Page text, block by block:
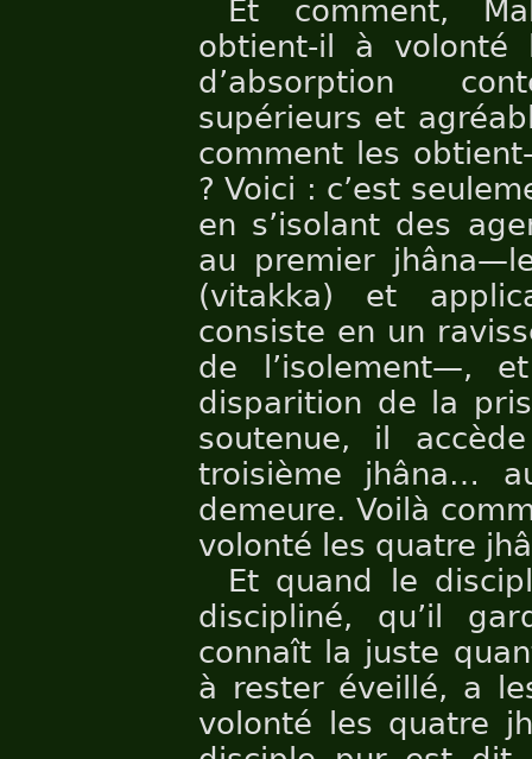
Et comment,
obtient-il à volonté
d’absorption
supérieurs et
comment les
? Voici : c’est
en s’isolant des
au premier
(vitakka) et
consiste en un
de l’isolement—,
disparition de la
soutenue, il
troisième jhâna…
demeure. Voilà
volonté les quatre
Et quand le
discipliné, qu’il
connaît la juste
à rester éveillé, a
volonté les quatre